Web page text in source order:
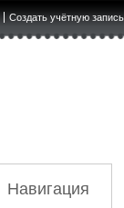
Создать учётную запись
Навигация